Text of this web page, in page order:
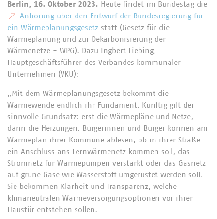
Berlin, 16. Oktober 2023. Heute findet im Bundestag die
Anhörung über den Entwurf der Bundesregierung für
ein Wärmeplanungsgesetz statt (Gesetz für die
Wärmeplanung und zur Dekarbonisierung der
Wärmenetze - WPG). Dazu Ingbert Liebing,
Hauptgeschäftsführer des Verbandes kommunaler
Unternehmen (VKU):
„Mit dem Wärmeplanungsgesetz bekommt die
Wärmewende endlich ihr Fundament. Künftig gilt der
sinnvolle Grundsatz: erst die Wärmepläne und Netze,
dann die Heizungen. Bürgerinnen und Bürger können am
Wärmeplan ihrer Kommune ablesen, ob in ihrer Straße
ein Anschluss ans Fernwärmenetz kommen soll, das
Stromnetz für Wärmepumpen verstärkt oder das Gasnetz
auf grüne Gase wie Wasserstoff umgerüstet werden soll.
Sie bekommen Klarheit und Transparenz, welche
klimaneutralen Wärmeversorgungsoptionen vor ihrer
Haustür entstehen sollen.